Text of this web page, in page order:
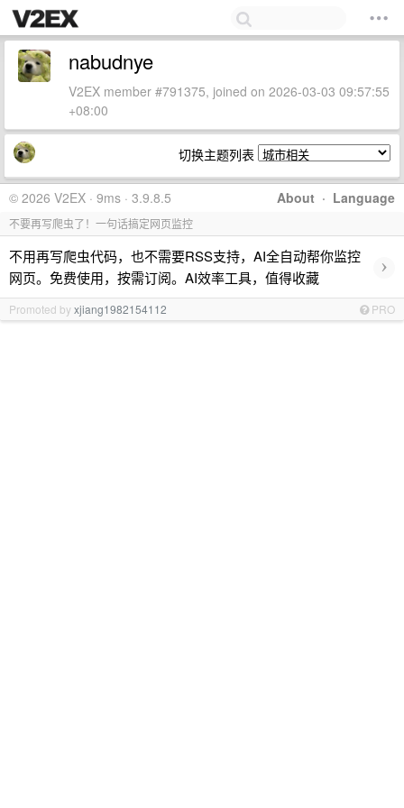
nabudnye
V2EX member #791375, joined on 2026-03-03 09:57:55
+08:00
切换主题列表
About · Language
© 2026 V2EX · 9ms · 3.9.8.5
不要再写爬虫了！一句话搞定网页监控
不用再写爬虫代码，也不需要RSS支持，AI全自动帮你监控
网页。免费使用，按需订阅。AI效率工具，值得收藏
›
Promoted byxjiang1982154112 PRO